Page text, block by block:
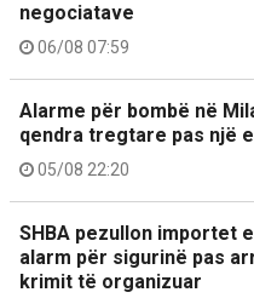
negociatave
06/08 07:59
Alarme për bombë në
qendra tregtare pas një
05/08 22:20
SHBA pezullon importet
alarm për sigurinë pas
krimit të organizuar